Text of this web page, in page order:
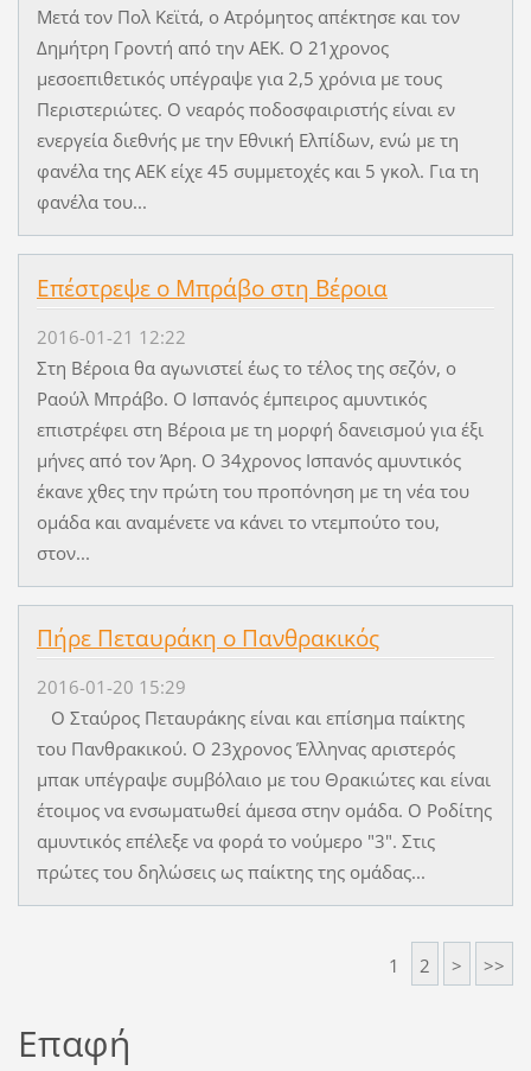
Μετά τον Πολ Κεϊτά, ο Ατρόμητος απέκτησε και τον
Δημήτρη Γροντή από την ΑΕΚ. O 21χρονος
μεσοεπιθετικός υπέγραψε για 2,5 χρόνια με τους
Περιστεριώτες. Ο νεαρός ποδοσφαιριστής είναι εν
ενεργεία διεθνής με την Εθνική Ελπίδων, ενώ με τη
φανέλα της ΑΕΚ είχε 45 συμμετοχές και 5 γκολ. Για τη
φανέλα του...
Επέστρεψε ο Μπράβο στη Βέροια
2016-01-21 12:22
Στη Βέροια θα αγωνιστεί έως το τέλος της σεζόν, ο
Ραούλ Μπράβο. Ο Ισπανός έμπειρος αμυντικός
επιστρέφει στη Βέροια με τη μορφή δανεισμού για έξι
μήνες από τον Άρη. Ο 34χρονος Ισπανός αμυντικός
έκανε χθες την πρώτη του προπόνηση με τη νέα του
ομάδα και αναμένετε να κάνει το ντεμπούτο του,
στον...
Πήρε Πεταυράκη ο Πανθρακικός
2016-01-20 15:29
Ο Σταύρος Πεταυράκης είναι και επίσημα παίκτης
του Πανθρακικού. Ο 23χρονος Έλληνας αριστερός
μπακ υπέγραψε συμβόλαιο με του Θρακιώτες και είναι
έτοιμος να ενσωματωθεί άμεσα στην ομάδα. Ο Ροδίτης
αμυντικός επέλεξε να φορά το νούμερο "3". Στις
πρώτες του δηλώσεις ως παίκτης της ομάδας...
1 2 > >>
Επαφή